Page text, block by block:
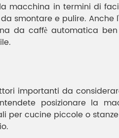
macchina in termini di
smontare e pulire.
da caffè automatica
importanti da
posizionare la
cucine piccole o